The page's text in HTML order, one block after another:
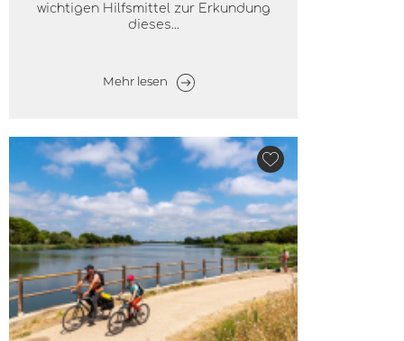
wichtigen Hilfsmittel zur Erkundung
dieses...
Mehr lesen